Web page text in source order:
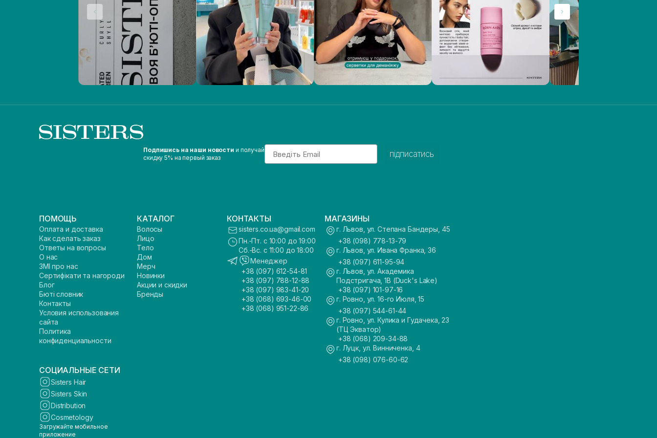
Подпишись на наши новости и получай
скидку 5% на первый заказ
Email
підписатись
ПОМОЩЬ
Оплата и доставка
Как сделать заказ
Ответы на вопросы
О нас
ЗМІ про нас
Сертифікати та нагороди
Блог
Бюті словник
Контакты
Условия использования
сайта
Политика
конфиденциальности
КАТАЛОГ
Волосы
Лицо
Тело
Дом
Мерч
Новинки
Акции и скидки
Бренды
КОНТАКТЫ
sisters.co.ua@gmail.com
Пн.-Пт. с 10:00 до 19:00
Сб.-Вс. с 11:00 до 18:00
Менеджер
+38 (097) 612-54-81
+38 (097) 788-12-88
+38 (097) 983-41-20
+38 (068) 693-46-00
+38 (068) 951-22-86
МАГАЗИНЫ
г. Львов, ул. Степана Бандеры, 45
+38 (098) 778-13-79
г. Львов, ул. Ивана Франка, 36
+38 (097) 611-95-94
г. Львов, ул. Академика
Подстригача, 1В (Duck's Lake)
+38 (097) 101-97-16
г. Ровно, ул. 16-го Июля, 15
+38 (097) 544-61-44
г. Ровно, ул. Кулика и Гудачека, 23
(ТЦ Экватор)
+38 (068) 209-34-88
г. Луцк, ул. Винниченка, 4
+38 (098) 076-60-62
СОЦИАЛЬНЫЕ СЕТИ
Sisters Hair
Sisters Skin
Distribution
Cosmetology
Загружайте мобильное
приложение